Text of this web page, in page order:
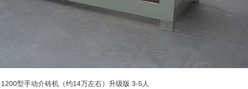
型手动介砖机（约14万左右）升级版 3-5人